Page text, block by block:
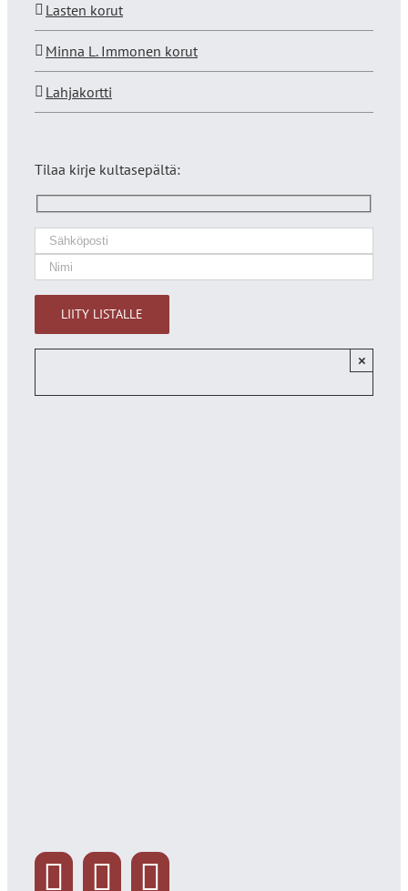
Lasten korut
Minna L. Immonen korut
Lahjakortti
Tilaa kirje kultasepältä:
×